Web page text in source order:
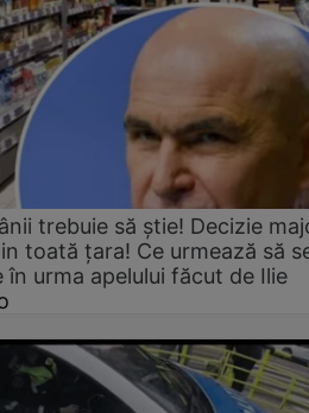
trebuie să știe! Decizie
toată țara! Ce urmează să
urma apelului făcut de Ilie